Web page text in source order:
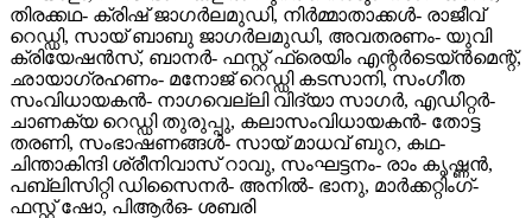
തിരക്കഥ- ക്രിഷ് ജാഗർലമുഡി, നിർമ്മാതാക്കൾ- രാജീവ്
റെഡ്ഡി, സായ് ബാബു ജാഗർലമുഡി, അവതരണം- യുവി
ക്രിയേഷൻസ്, ബാനർ- ഫസ്റ്റ് ഫ്രെയിം എന്റർടെയ്ൻമെന്റ്,
ഛായാഗ്രഹണം- മനോജ് റെഡ്ഡി കടസാനി, സംഗീത
സംവിധായകൻ- നാഗവെല്ലി വിദ്യാ സാഗർ, എഡിറ്റർ-
ചാണക്യ റെഡ്ഡി തുരുപ്പു, കലാസംവിധായകൻ- തോട്ട
തരണി, സംഭാഷണങ്ങൾ- സായ് മാധവ് ബുറ, കഥ-
ചിന്താകിന്ദി ശ്രീനിവാസ് റാവു, സംഘട്ടനം- രാം കൃഷ്ണൻ,
പബ്ലിസിറ്റി ഡിസൈനർ- അനിൽ- ഭാനു, മാർക്കറ്റിംഗ്-
ഫസ്റ്റ് ഷോ, പിആർഒ- ശബരി